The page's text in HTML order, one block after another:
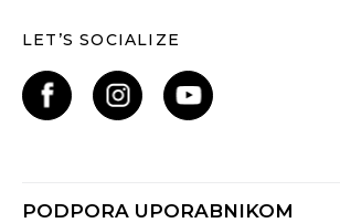
LET’S SOCIALIZE
PODPORA UPORABNIKOM